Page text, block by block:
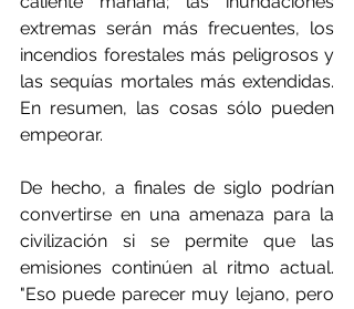
extremas serán más frecuentes, los
incendios forestales más peligrosos y
las sequías mortales más extendidas.
En resumen, las cosas sólo pueden
empeorar.
De hecho, a finales de siglo podrían
convertirse en una amenaza para la
civilización si se permite que las
emisiones continúen al ritmo actual.
"Eso puede parecer muy lejano, pero